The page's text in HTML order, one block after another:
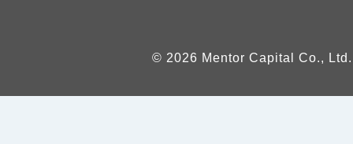
© 2026 Mentor Capital Co., Ltd.